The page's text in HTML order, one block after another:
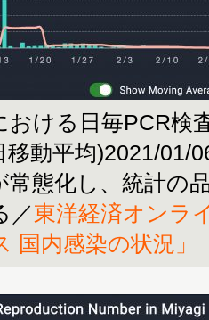
おける日毎PCR検
移動平均)2021/01/
常態化し、統計の
／東洋経済オンラ
国内感染の状況」